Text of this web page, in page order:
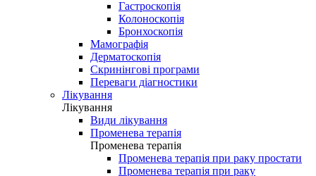
Гастроскопія
Колоноскопія
Бронхоскопія
Мамографія
Дерматоскопія
Скринінгові програми
Переваги діагностики
Лікування
Лікування
Види лікування
Променева терапія
Променева терапія
Променева терапія при раку простати
Променева терапія при раку